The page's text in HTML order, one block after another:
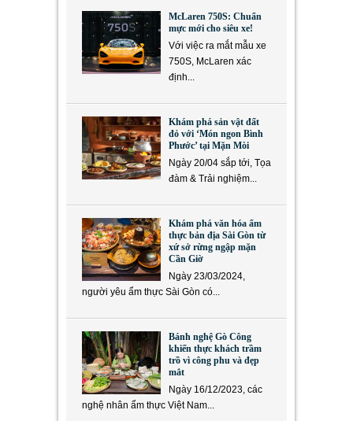
McLaren 750S: Chuẩn
mực mới cho siêu xe!
Với việc ra mắt mẫu xe
750S, McLaren xác
định...
Khám phá sản vật đất
đỏ với ‘Món ngon Bình
Phước’ tại Mặn Mòi
Ngày 20/04 sắp tới, Tọa
đàm & Trải nghiệm...
Khám phá văn hóa ẩm
thực bản địa Sài Gòn từ
xứ sở rừng ngập mặn
Cần Giờ
Ngày 23/03/2024,
người yêu ẩm thực Sài Gòn có...
Bánh nghệ Gò Công
khiến thực khách trầm
trồ vì công phu và đẹp
mắt
Ngày 16/12/2023, các
nghệ nhân ẩm thực Việt Nam...